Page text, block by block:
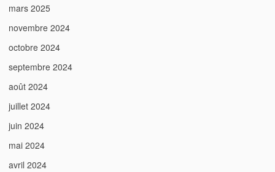
mars 2025
novembre 2024
octobre 2024
septembre 2024
août 2024
juillet 2024
juin 2024
mai 2024
avril 2024